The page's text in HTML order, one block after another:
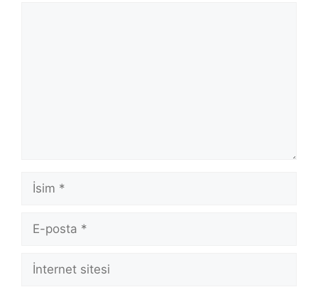
İsim
posta
İnternet
sitesi